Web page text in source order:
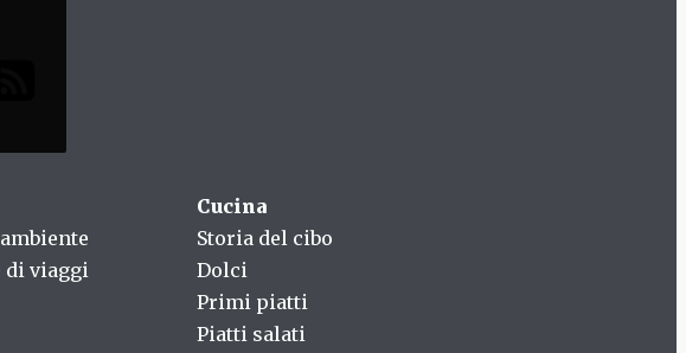
di viaggi
Cucina
Storia del cibo
Dolci
Primi piatti
Piatti salati